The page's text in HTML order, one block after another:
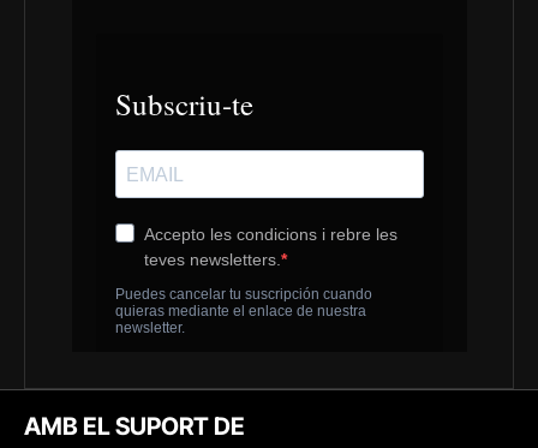
AMB EL SUPORT DE